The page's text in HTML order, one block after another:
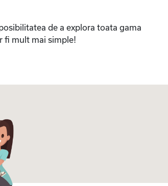
de a explora toata gama
fi mult mai simple!